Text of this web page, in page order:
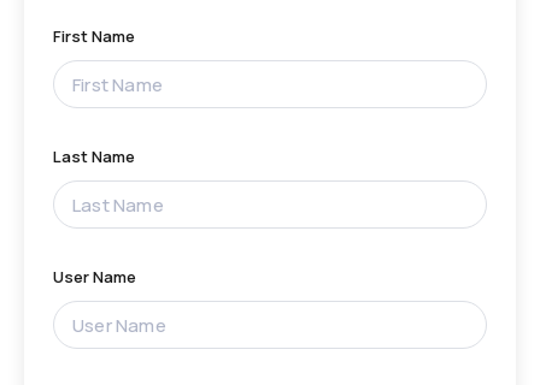
First Name
Last Name
User Name